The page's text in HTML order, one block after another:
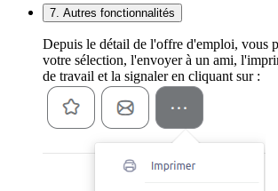
7. Autres fonctionnalités
Depuis le détail de l'offre d'emploi, vous
votre sélection, l'envoyer à un ami,
de travail et la signaler en cliquant sur :